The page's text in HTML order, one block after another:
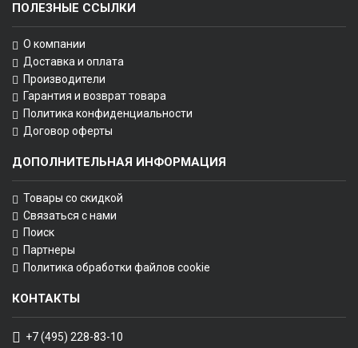
ПОЛЕЗНЫЕ ССЫЛКИ
О компании
Доставка и оплата
Производители
Гарантия и возврат товара
Политика конфиденциальности
Договор оферты
ДОПОЛНИТЕЛЬНАЯ ИНФОРМАЦИЯ
Товары со скидкой
Связаться с нами
Поиск
Партнеры
Политика обработки файлов cookie
КОНТАКТЫ
+7 (495) 228-83-10